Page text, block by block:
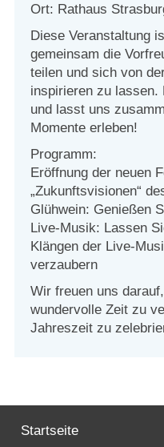
Ort: Rathaus
Diese Veranstaltung
gemeinsam die
teilen und sich von
inspirieren zu lassen.
und lasst uns
Momente erleben!
Programm:
Eröffnung der neuen
„Zukunftsvisionen“
Glühwein: Genießen
Live-Musik: Lassen
Klängen der Live-
verzaubern
Wir freuen uns
wundervolle Zeit zu
Jahreszeit zu
Startseite